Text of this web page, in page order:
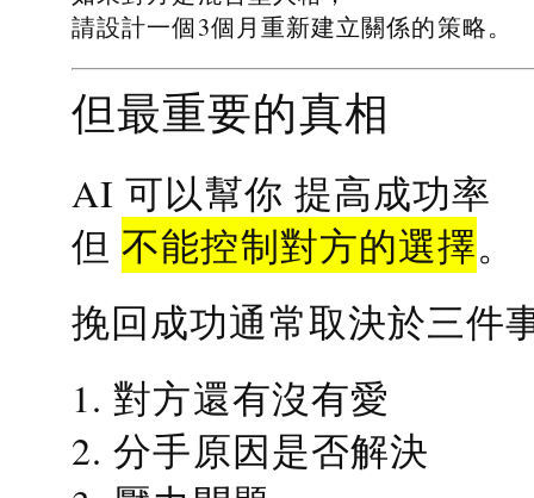
請設計一個3個月重新建立關係的策略。
但最重要的真相
AI 可以幫你 提高成功率
但不能控制對方的選擇。
挽回成功通常取決於三件
1. 對方還有沒有愛
2. 分手原因是否解決